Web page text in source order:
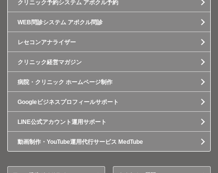
クリニック予約システム アポクル予約
WEB問診システム アポクル問診
レセコンアナライザー
クリニック経営マガジン
病院・クリニック ホームページ制作
Googleビジネスプロフィールサポート
LINE公式アカウント運用サポート
動画制作・YouTube運用代行サービス MedTube